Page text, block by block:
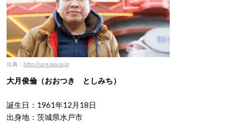
出典： http://ure.pia.co.jp
大月俊倫（おおつき としみち）
誕生日：1961年12月18日
出身地：茨城県水戸市